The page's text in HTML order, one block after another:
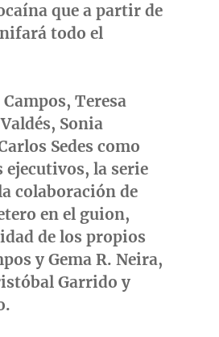
que a partir de
todo el
, Teresa
Sonia
Sedes como
ejecutivos, la serie
colaboración de
en el guion,
de los propios
y Gema R. Neira,
Garrido y
.